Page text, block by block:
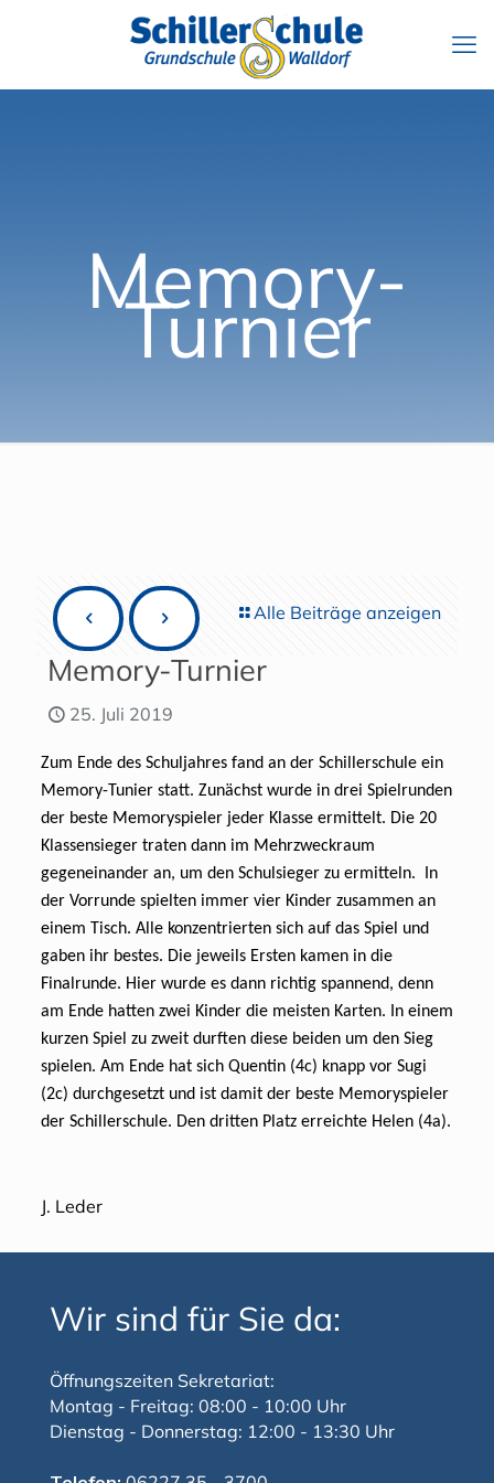
Memory-
Turnier
Alle Beiträge anzeigen
Memory-Turnier
25. Juli 2019
Zum Ende des Schuljahres fand an der Schillerschule ein
Memory-Tunier statt. Zunächst wurde in drei Spielrunden
der beste Memoryspieler jeder Klasse ermittelt. Die 20
Klassensieger traten dann im Mehrzweckraum
gegeneinander an, um den Schulsieger zu ermitteln. In
der Vorrunde spielten immer vier Kinder zusammen an
einem Tisch. Alle konzentrierten sich auf das Spiel und
gaben ihr bestes. Die jeweils Ersten kamen in die
Finalrunde. Hier wurde es dann richtig spannend, denn
am Ende hatten zwei Kinder die meisten Karten. In einem
kurzen Spiel zu zweit durften diese beiden um den Sieg
spielen. Am Ende hat sich Quentin (4c) knapp vor Sugi
(2c) durchgesetzt und ist damit der beste Memoryspieler
der Schillerschule. Den dritten Platz erreichte Helen (4a).
J. Leder
Wir sind für Sie da:
Öffnungszeiten Sekretariat:
Montag - Freitag: 08:00 - 10:00 Uhr
Dienstag - Donnerstag: 12:00 - 13:30 Uhr